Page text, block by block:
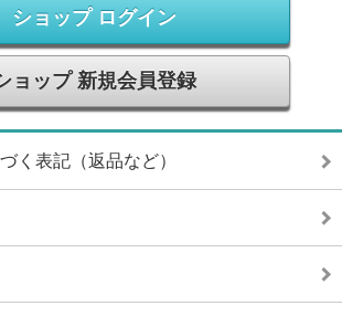
ショップ ログイン
ョップ 新規会員登録
く表記（返品など）